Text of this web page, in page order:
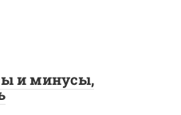
и минусы,